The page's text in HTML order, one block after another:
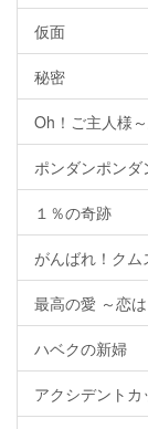
仮面
秘密
Oh！ご主人様
ポンダンポンダ
１％の奇跡
がんばれ！クム
最高の愛 ～恋
ハベクの新婦
アクシデントカ